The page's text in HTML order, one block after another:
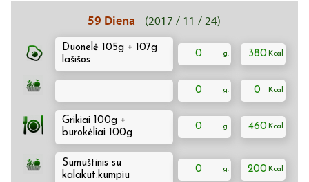
59 Diena (2017 / 11 / 24)
Duonelė 105g + 107g
lašišos
0 380
0 0
Grikiai 100g +
burokėliai 100g
0 460
Sumuštinis su
kalakut.kumpiu
0 200